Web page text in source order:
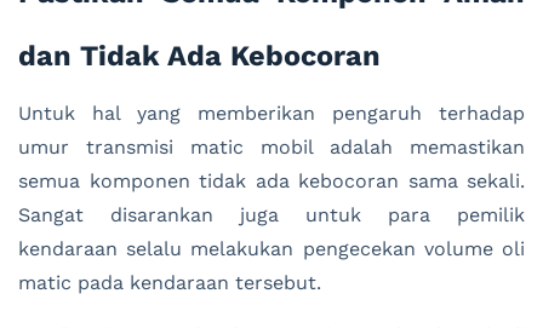
dan Tidak Ada Kebocoran
Untuk hal yang memberikan pengaruh terhadap
umur transmisi matic mobil adalah memastikan
semua komponen tidak ada kebocoran sama sekali.
Sangat disarankan juga untuk para pemilik
kendaraan selalu melakukan pengecekan volume oli
matic pada kendaraan tersebut.